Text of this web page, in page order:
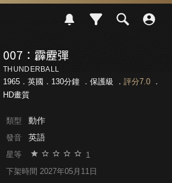
007：霹靂彈
THUNDERBALL
1965．英國．130分鐘 ． 保護級 ． 評分7.0．
HD畫質
類型 動作
發音 英語
星等 1
下架時間 2027年05月11日